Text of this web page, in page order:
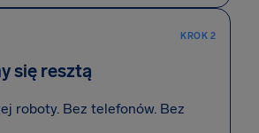
KROK 2
się resztą
roboty. Bez telefonów. Bez